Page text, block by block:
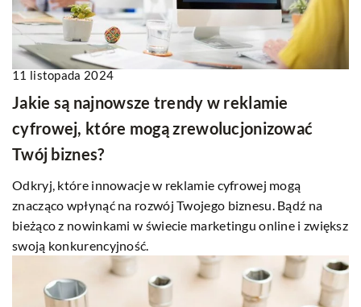
11 listopada 2024
Jakie są najnowsze trendy w reklamie
cyfrowej, które mogą zrewolucjonizować
Twój biznes?
Odkryj, które innowacje w reklamie cyfrowej mogą
znacząco wpłynąć na rozwój Twojego biznesu. Bądź na
bieżąco z nowinkami w świecie marketingu online i zwiększ
swoją konkurencyjność.